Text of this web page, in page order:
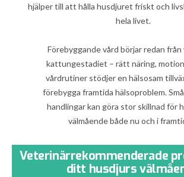
hjälper till att hålla husdjuret friskt och
hela livet.
Förebyggande vård börjar redan från
kattungestadiet – rätt näring,
vårdrutiner stödjer en hälsosam
förebygga framtida hälsoproblem.
handlingar kan göra stor skillnad för
välmående både nu och i
Veterinärrekommenderade
ditt husdjurs